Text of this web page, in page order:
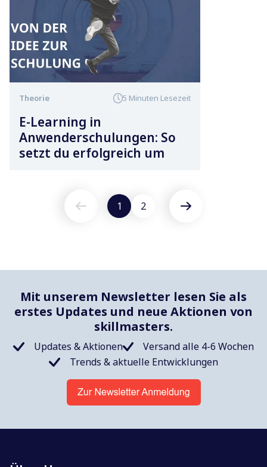
Theorie 5 Minuten Lesezeit
E-Learning in
Anwenderschulungen: So
setzt du erfolgreich um
Vorherige
1 2
Nächste
Mit unserem Newsletter lesen Sie als
erstes Updates und neue Aktionen von
skillmasters.
Updates & Aktionen
Versand alle 4-6 Wochen
Trends & aktuelle Entwicklungen